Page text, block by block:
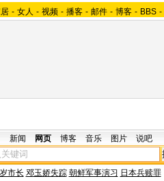
- 女人 - 视频 - 播客 - 邮件 - 博客 - BBS -
新闻 网页 博客 音乐 图片 说吧
市长 邓玉娇失踪 朝鲜军事演习 日本兵赎罪